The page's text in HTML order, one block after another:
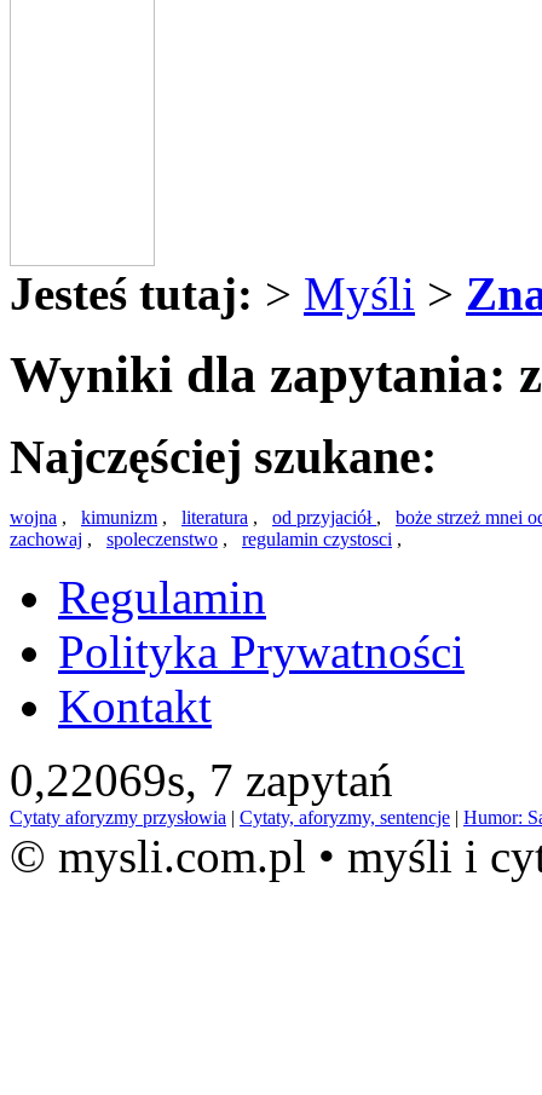
Jesteś tutaj: > Myśli >
Wyniki dla zapytania:
Najczęściej szukane:
wojna , kimunizm , literatura , od przyjaciół , boże strzeż mnei
zachowaj , spoleczenstwo , regulamin czystosci ,
Regulamin
Polityka Prywatności
Kontakt
0,22069s, 7 zapytań
Cytaty aforyzmy przysłowia | Cytaty, aforyzmy, sentencje | Humor:
© mysli.com.pl • myśli i